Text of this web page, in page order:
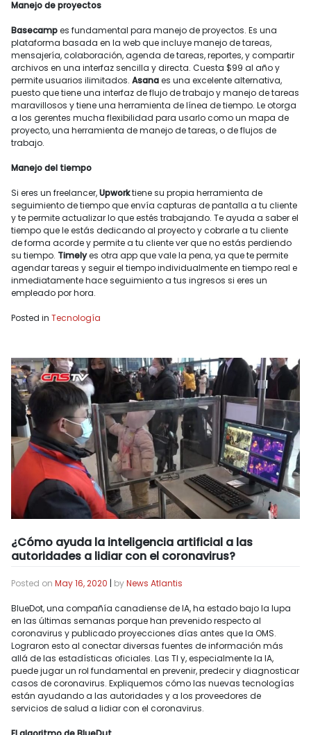
Manejo de proyectos
Basecampes fundamental para manejo de proyectos. Es una
plataforma basada en la web que incluye manejo de tareas,
mensajería, colaboración, agenda de tareas, reportes, y compartir
archivos en una interfaz sencilla y directa. Cuesta $99 al año y
permite usuarios ilimitados. Asanaes una excelente alternativa,
puesto que tiene una interfaz de flujo de trabajo y manejo de tareas
maravillosos y tiene una herramienta de línea de tiempo. Le otorga
a los gerentes mucha flexibilidad para usarlo como un mapa de
proyecto, una herramienta de manejo de tareas, o de flujos de
trabajo.
Manejo del tiempo
Si eres un freelancer,Upworktiene su propia herramienta de
seguimiento de tiempo que envía capturas de pantalla a tu cliente
y te permite actualizar lo que estés trabajando. Te ayuda a saber el
tiempo que le estás dedicando al proyecto y cobrarle a tu cliente
de forma acorde y permite a tu cliente ver que no estás perdiendo
su tiempo. Timelyes otra app que vale la pena, ya que te permite
agendar tareas y seguir el tiempo individualmente en tiempo real e
inmediatamente hace seguimiento a tus ingresos si eres un
empleado por hora.
Posted in Tecnología
¿Cómo ayuda la inteligencia artificial a las
autoridades a lidiar con el coronavirus?
Posted on May 16, 2020 | byNews Atlantis
BlueDot, una compañía canadiense de IA, ha estado bajo la lupa
en las últimas semanas porque han prevenido respecto al
coronavirus y publicado proyecciones días antes que la OMS.
Lograron esto al conectar diversas fuentes de información más
allá de las estadísticas oficiales. Las TI y, especialmente la IA,
puede jugar un rol fundamental en prevenir, predecir y diagnosticar
casos de coronavirus. Expliquemos cómo las nuevas tecnologías
están ayudando a las autoridades y a los proveedores de
servicios de salud a lidiar con el coronavirus.